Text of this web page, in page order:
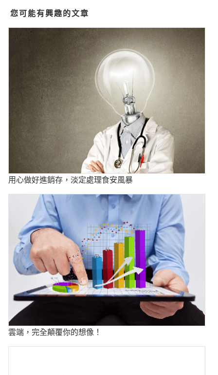
您可能有興趣的文章
用心做好進銷存，淡定處理食安風暴
雲端，完全顛覆你的想像！